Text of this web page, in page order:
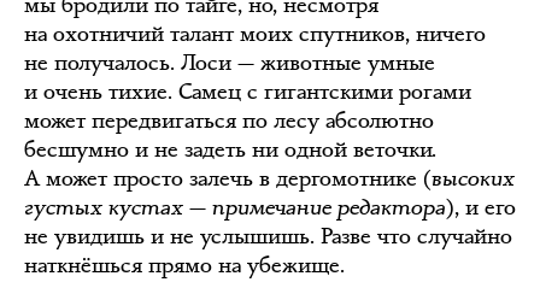
на охотничий талант моих спутников, ничего
не получалось. Лоси — животные умные
и очень тихие. Самец с гигантскими рогами
может передвигаться по лесу абсолютно
бесшумно и не задеть ни одной веточки.
А может просто залечь в дергомотнике (высоких
густых кустах — примечание редактора), и его
не увидишь и не услышишь. Разве что случайно
наткнёшься прямо на убежище.